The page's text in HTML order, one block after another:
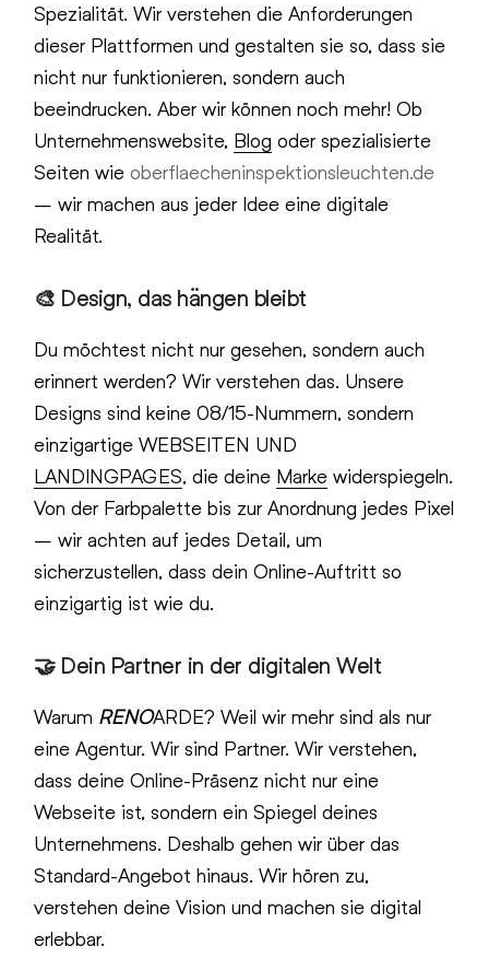
Spezialität. Wir verstehen die Anforderungen
dieser Plattformen und gestalten sie so, dass sie
nicht nur funktionieren, sondern auch
beeindrucken. Aber wir können noch mehr! Ob
Unternehmenswebsite, Blog oder spezialisierte
Seiten wieoberflaecheninspektionsleuchten.de
– wir machen aus jeder Idee eine digitale
Realität.
🎨 Design, das hängen bleibt
Du möchtest nicht nur gesehen, sondern auch
erinnert werden? Wir verstehen das. Unsere
Designs sind keine 08/15-Nummern, sondern
einzigartige WEBSEITEN UND
LANDINGPAGES, die deine Marke widerspiegeln.
Von der Farbpalette bis zur Anordnung jedes Pixel
– wir achten auf jedes Detail, um
sicherzustellen, dass dein Online-Auftritt so
einzigartig ist wie du.
🤝 Dein Partner in der digitalen Welt
Warum RENOARDE? Weil wir mehr sind als nur
eine Agentur. Wir sind Partner. Wir verstehen,
dass deine Online-Präsenz nicht nur eine
Webseite ist, sondern ein Spiegel deines
Unternehmens. Deshalb gehen wir über das
Standard-Angebot hinaus. Wir hören zu,
verstehen deine Vision und machen sie digital
erlebbar.